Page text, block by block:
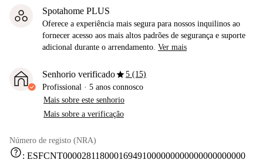
Spotahome PLUS
Oferece a experiência mais segura para nossos inquilinos ao
fornecer acesso aos mais altos padrões de segurança e suporte
adicional durante o arrendamento. Ver mais
Senhorio verificadostar5 (15)
Profissional · 5 anos connosco
Mais sobre este senhorio
Mais sobre a verificação
Número de registo (NRA)
help: ESFCNT000028118000169491000000000000000000000